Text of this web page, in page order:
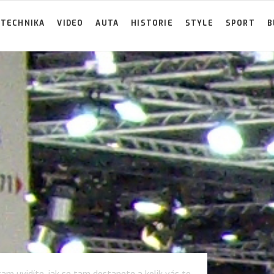
TECHNIKA VIDEO AUTA HISTORIE STYLE SPORT